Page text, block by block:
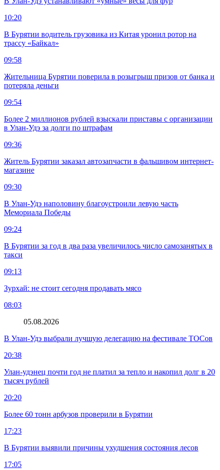
10:20
В Бурятии водитель грузовика из Китая уронил ротор на
трассу «Байкал»
09:58
Жительница Бурятии поверила в розыгрыш призов от банка и
потеряла деньги
09:54
Более 2 миллионов рублей взыскали приставы с организации
в Улан-Удэ за долги по штрафам
09:36
Житель Бурятии заказал автозапчасти в фальшивом интернет-
магазине
09:30
В Улан-Удэ наполовину благоустроили левую часть
Мемориала Победы
09:24
В Бурятии за год в два раза увеличилось число самозанятых в
такси
09:13
Зурхай: не стоит сегодня продавать мясо
08:03
05.08.2026
В Улан-Удэ выбрали лучшую делегацию на фестивале ТОСов
20:38
Улан-удэнец почти год не платил за тепло и накопил долг в 20
тысяч рублей
20:20
Более 60 тонн арбузов проверили в Бурятии
17:23
В Бурятии выявили причины ухудшения состояния лесов
17:05